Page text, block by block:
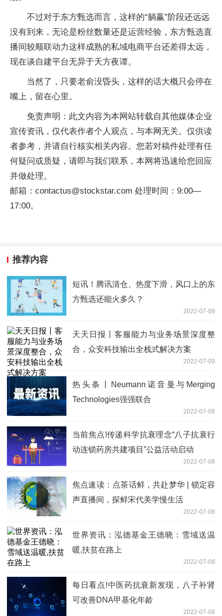
不过对于东方甄选而言，这样的“躺赢”阶段还远远
没有到来，无论是粉丝数量还是运营经验，东方甄选直
播间较顺联动力这样成熟的私域电商平台还差得太远，
现在谈自建平台无异于天方夜谭。
当然了，只要老俞没昏头，这样的话大概只会停在
嘴上，留在心里。
免责声明：此文内容为本网站转载自其他媒体企业
宣传资讯，仅代表作者个人观点，与本网无关。仅供读
者参考，并请自行核实相关内容。您若对稿件处理有任
何疑问或质疑，请即与我们联系，本网将迅速给您回应
并做处理。
邮箱：contactus@stockstar.com 处理时间：9:00—
17:00。
推荐内容
短讯！腾讯清仓、热度下滑，风口上的东
方甄选还能火多久？
2022-07-09
天天日报丨客服能力与业务场景深度整
合，众安科技输出全栈式解决方案
2022-07-09
热头条丨Neumann诺音曼与Merging
Technologies强强联合
2022-07-08
当前焦点!传递科学抗衰理念“八子抗衰行
动连锁药房共建项目”公益活动启动
2022-07-08
焦点速读：点茶话鲜，共赴梦华 | 锁定容
声直播间，探鲜宋代美学慢生活
2022-07-08
世界资讯：泓德基金王德晓：雪域送温
暖,扶贫在路上
2022-07-08
每日看点!中医药抗衰新发现，八子补肾
可改善DNA甲基化年龄
2022-07-08